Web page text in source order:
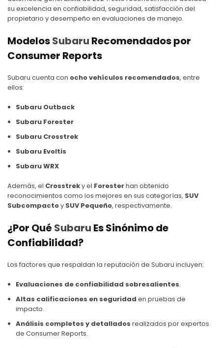
su excelencia en confiabilidad, seguridad, satisfacción del
propietario y desempeño en evaluaciones de manejo.
ModelosSubaru Recomendados por
Consumer Reports
Subaru cuenta con ocho vehículos recomendados, entre
ellos:
Subaru Outback
Subaru Forester
Subaru Crosstrek
Subaru Evoltis
Subaru WRX
Además, el Crosstreky el Foresterhan obtenido
reconocimientos como los mejores en sus categorías, SUV
Subcompactoy SUV Pequeño, respectivamente.
¿Por Qué Subaru Es Sinónimo de
Confiabilidad?
Los factores que respaldan la reputación de Subaru incluyen:
Evaluaciones de confiabilidad sobresalientes.
Altas calificaciones en seguridad en pruebas de
impacto.
Análisis completos y detallados realizados por expertos
de Consumer Reports.